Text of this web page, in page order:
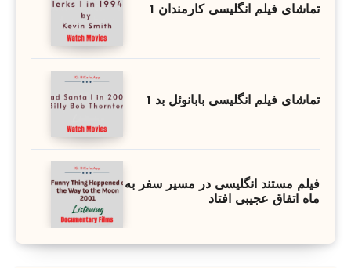
تماشای فیلم انگلیسی کارمندان 1
تماشای فیلم انگلیسی بابانوئل بد 1
فیلم مستند انگلیسی در مسیر سفر به
ماه اتفاق عجیبی افتاد